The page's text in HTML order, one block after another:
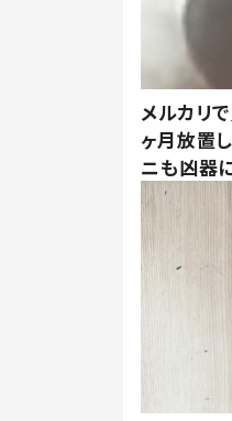
メルカリ
ヶ月放置
ニも凶器に